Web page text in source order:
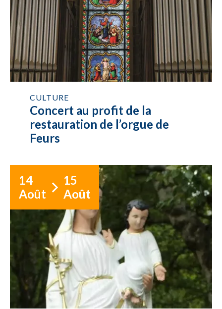
CULTURE
Concert au profit de la
restauration de l’orgue de
Feurs
14
Août
15
Août